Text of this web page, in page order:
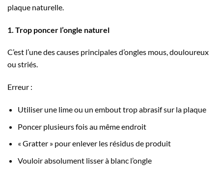
plaque naturelle.
1. Trop poncer l’ongle naturel
C’est l’une des causes principales d’ongles mous, douloureux
ou striés.
Erreur :
Utiliser une lime ou un embout trop abrasif sur la plaque
Poncer plusieurs fois au même endroit
« Gratter » pour enlever les résidus de produit
Vouloir absolument lisser à blanc l’ongle